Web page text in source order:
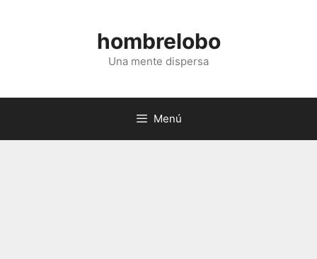
hombrelobo
Una mente dispersa
Menú